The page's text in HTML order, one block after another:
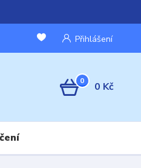
Přihlášení
0 0 Kč